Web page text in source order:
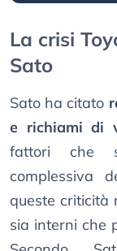
La crisi
Sato
Sato ha citato
e richiami di
fattori che
complessiva
queste criticità
sia interni che